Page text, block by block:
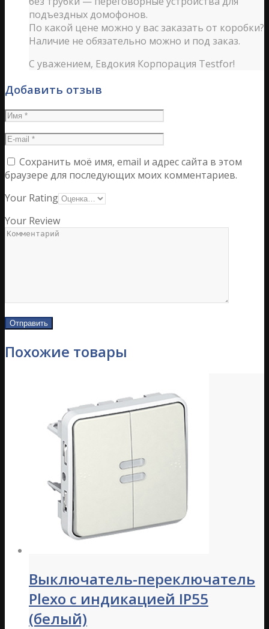
подъездных домофонов.
По какой цене можно у вас заказать от коробки?
Наличие не обязательно можно и под заказ.
С уважением, Евдокия Корпорация Testfor!
Добавить отзыв
Сохранить моё имя, email и адрес сайта в этом
браузере для последующих моих комментариев.
Your Rating
Your Review
Похожие товары
Выключатель-переключатель
Plexo с индикацией IP55
(белый)